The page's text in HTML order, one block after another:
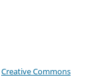
Creative Commons